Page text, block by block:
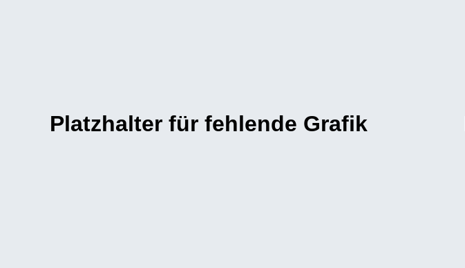
Platzhalter für fehlende Grafik